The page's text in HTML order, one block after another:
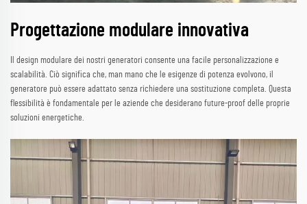
Progettazione modulare innovativa
Il design modulare dei nostri generatori consente una facile personalizzazione e
scalabilità. Ciò significa che, man mano che le esigenze di potenza evolvono, il
generatore può essere adattato senza richiedere una sostituzione completa. Questa
flessibilità è fondamentale per le aziende che desiderano future-proof delle proprie
soluzioni energetiche.